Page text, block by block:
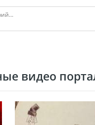
видео